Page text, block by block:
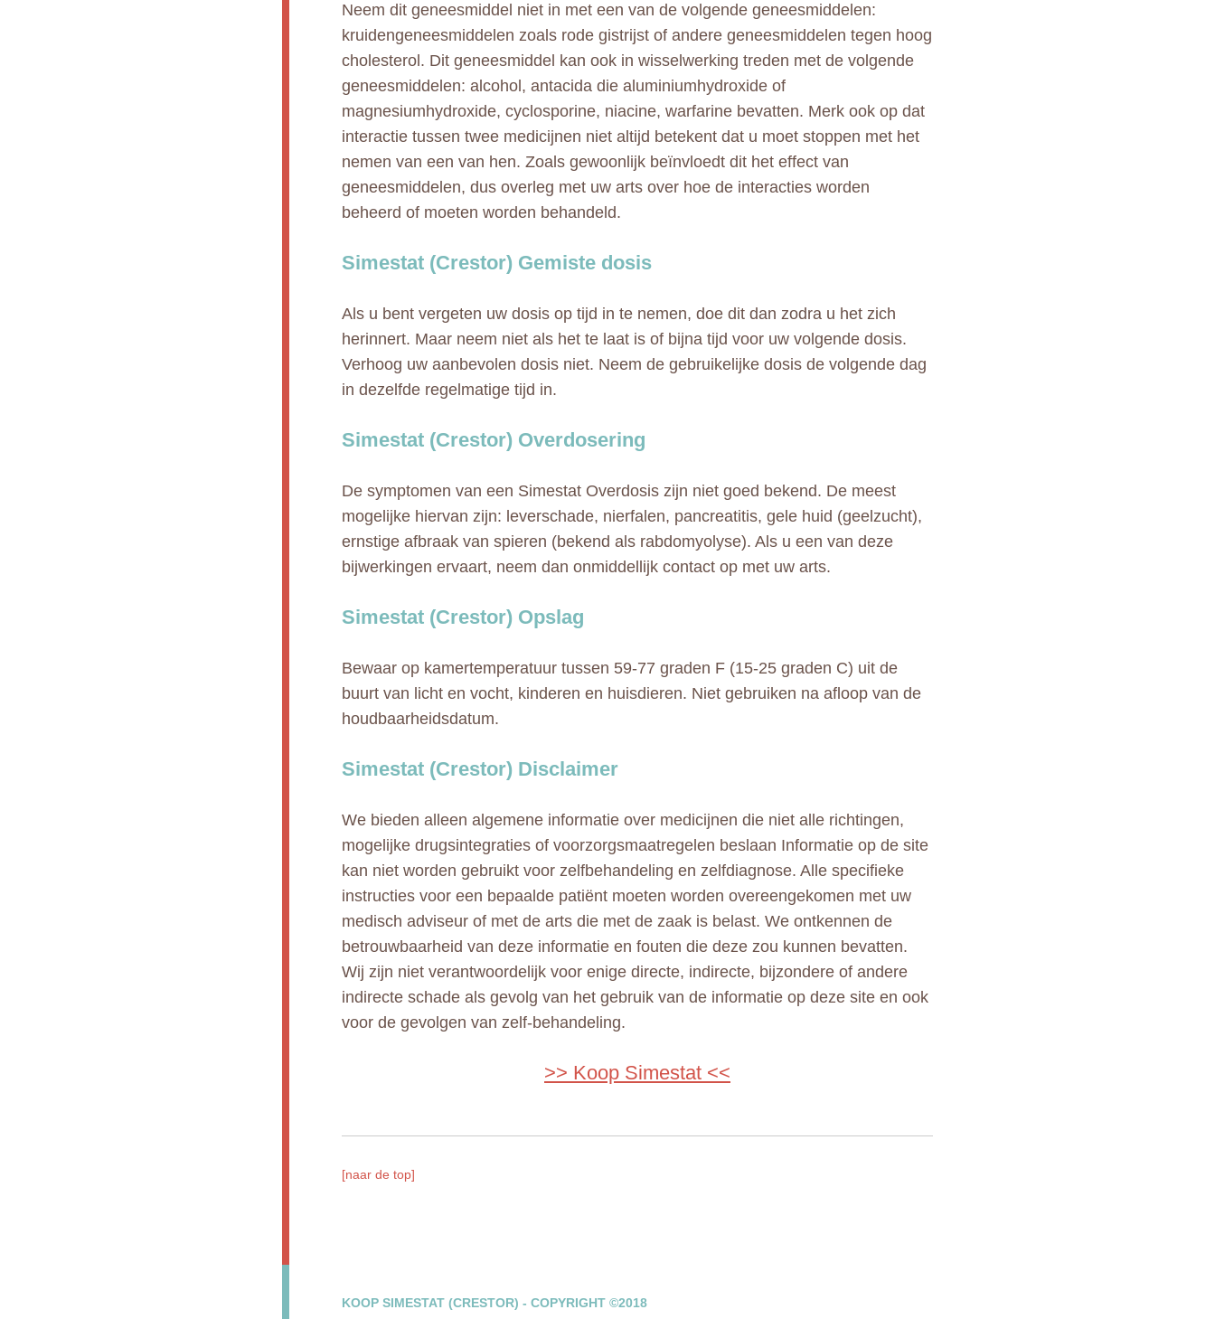
Neem dit geneesmiddel niet in met een van de volgende geneesmiddelen:
kruidengeneesmiddelen zoals rode gistrijst of andere geneesmiddelen tegen hoog
cholesterol. Dit geneesmiddel kan ook in wisselwerking treden met de volgende
geneesmiddelen: alcohol, antacida die aluminiumhydroxide of
magnesiumhydroxide, cyclosporine, niacine, warfarine bevatten. Merk ook op dat
interactie tussen twee medicijnen niet altijd betekent dat u moet stoppen met het
nemen van een van hen. Zoals gewoonlijk beïnvloedt dit het effect van
geneesmiddelen, dus overleg met uw arts over hoe de interacties worden
beheerd of moeten worden behandeld.
Simestat (Crestor) Gemiste dosis
Als u bent vergeten uw dosis op tijd in te nemen, doe dit dan zodra u het zich
herinnert. Maar neem niet als het te laat is of bijna tijd voor uw volgende dosis.
Verhoog uw aanbevolen dosis niet. Neem de gebruikelijke dosis de volgende dag
in dezelfde regelmatige tijd in.
Simestat (Crestor) Overdosering
De symptomen van een Simestat Overdosis zijn niet goed bekend. De meest
mogelijke hiervan zijn: leverschade, nierfalen, pancreatitis, gele huid (geelzucht),
ernstige afbraak van spieren (bekend als rabdomyolyse). Als u een van deze
bijwerkingen ervaart, neem dan onmiddellijk contact op met uw arts.
Simestat (Crestor) Opslag
Bewaar op kamertemperatuur tussen 59-77 graden F (15-25 graden C) uit de
buurt van licht en vocht, kinderen en huisdieren. Niet gebruiken na afloop van de
houdbaarheidsdatum.
Simestat (Crestor) Disclaimer
We bieden alleen algemene informatie over medicijnen die niet alle richtingen,
mogelijke drugsintegraties of voorzorgsmaatregelen beslaan Informatie op de site
kan niet worden gebruikt voor zelfbehandeling en zelfdiagnose. Alle specifieke
instructies voor een bepaalde patiënt moeten worden overeengekomen met uw
medisch adviseur of met de arts die met de zaak is belast. We ontkennen de
betrouwbaarheid van deze informatie en fouten die deze zou kunnen bevatten.
Wij zijn niet verantwoordelijk voor enige directe, indirecte, bijzondere of andere
indirecte schade als gevolg van het gebruik van de informatie op deze site en ook
voor de gevolgen van zelf-behandeling.
>> Koop Simestat <<
[naar de top]
KOOP SIMESTAT (CRESTOR) - COPYRIGHT ©2018